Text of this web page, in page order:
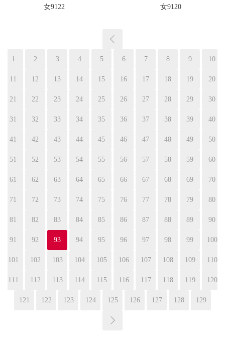
女9122 女9120
1 2 3 4 5 6 7 8 9 10
11 12 13 14 15 16 17 18 19 20
21 22 23 24 25 26 27 28 29 30
31 32 33 34 35 36 37 38 39 40
41 42 43 44 45 46 47 48 49 50
51 52 53 54 55 56 57 58 59 60
61 62 63 64 65 66 67 68 69 70
71 72 73 74 75 76 77 78 79 80
81 82 83 84 85 86 87 88 89 90
91 92 93 94 95 96 97 98 99 100
101 102 103 104 105 106 107 108 109 110
111 112 113 114 115 116 117 118 119 120
121 122 123 124 125 126 127 128 129